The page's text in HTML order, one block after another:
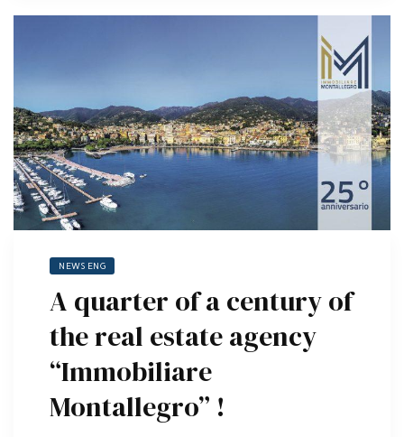
NEWS ENG
A quarter of a century of
the real estate agency
“Immobiliare
Montallegro” !